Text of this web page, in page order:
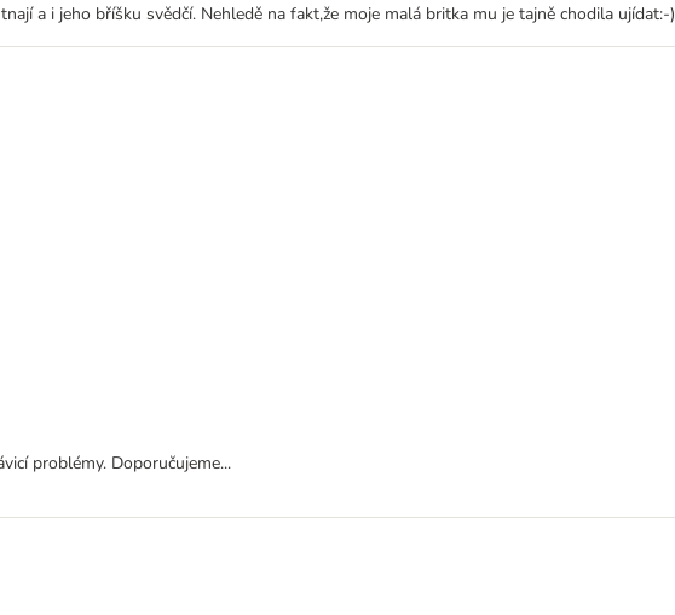
a i jeho bříšku svědčí. Nehledě na fakt,že moje malá britka mu je tajně chodila ujídat:-)
problémy. Doporučujeme...